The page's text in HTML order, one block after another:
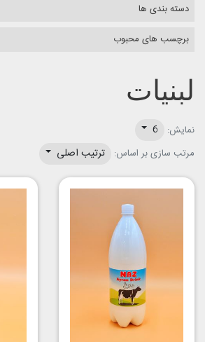
دسته بندی ها
برچسب های محبوب
لبنیات
نمایش: 6
مرتب سازی بر اساس:
ترتیب اصلی